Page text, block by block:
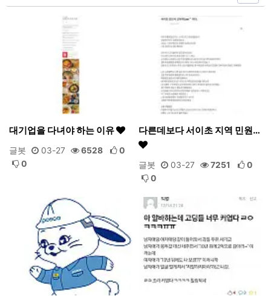
대기업을 다녀야 하는 이유
글봇 03-27 6528
0
0
다른데보다 서이초 지역 민원…
글봇 03-27 7251
0
0